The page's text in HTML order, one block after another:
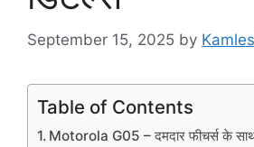
September 15, 2025 by
Table of Contents
Motorola G05 – दमदार फीचर्स के